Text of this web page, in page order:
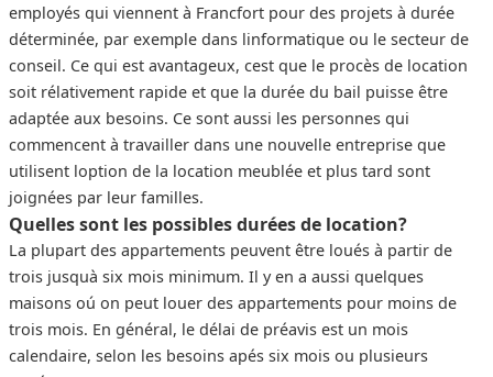
employés qui viennent à Francfort pour des projets à durée
déterminée, par exemple dans linformatique ou le secteur de
conseil. Ce qui est avantageux, cest que le procès de location
soit rélativement rapide et que la durée du bail puisse être
adaptée aux besoins. Ce sont aussi les personnes qui
commencent à travailler dans une nouvelle entreprise que
utilisent loption de la location meublée et plus tard sont
joignées par leur familles.
Quelles sont les possibles durées de location?
La plupart des appartements peuvent être loués à partir de
trois jusquà six mois minimum. Il y en a aussi quelques
maisons oú on peut louer des appartements pour moins de
trois mois. En général, le délai de préavis est un mois
calendaire, selon les besoins apés six mois ou plusieurs